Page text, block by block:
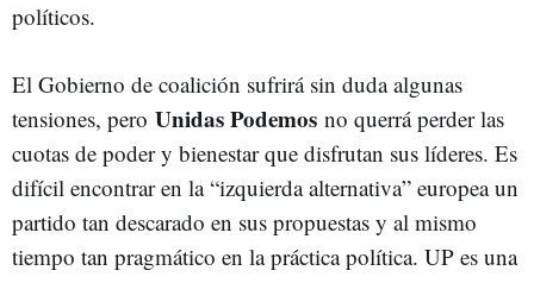
políticos.
El Gobierno de coalición sufrirá sin duda algunas
tensiones, pero Unidas Podemos no querrá perder las
cuotas de poder y bienestar que disfrutan sus líderes. Es
difícil encontrar en la “izquierda alternativa” europea un
partido tan descarado en sus propuestas y al mismo
tiempo tan pragmático en la práctica política. UP es una